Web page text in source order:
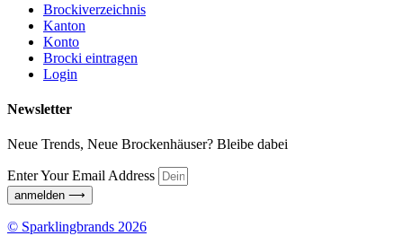
Brockiverzeichnis
Kanton
Konto
Brocki eintragen
Login
Newsletter
Neue Trends, Neue Brockenhäuser? Bleibe dabei
Enter Your Email Address
anmelden ⟶
© Sparklingbrands 2026